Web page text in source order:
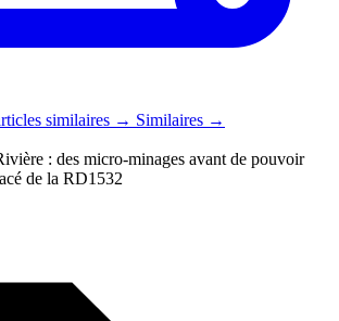
similaires → Similaires →